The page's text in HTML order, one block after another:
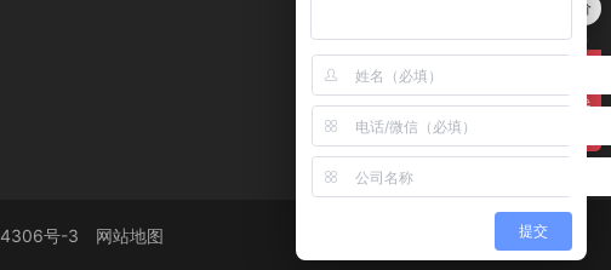
号-3 网站地图
快速报价
提交